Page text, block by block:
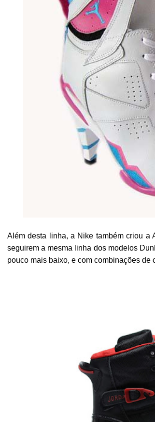
Além desta linha, a Nike também criou a
seguirem a mesma linha dos modelos
pouco mais baixo, e com combinações de